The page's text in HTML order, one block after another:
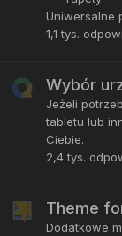
Uniwersalne
1,1 tys.
Wybór
Jeżeli
tabletu lub
Ciebie.
2,4 tys.
Theme
Dodatkowe